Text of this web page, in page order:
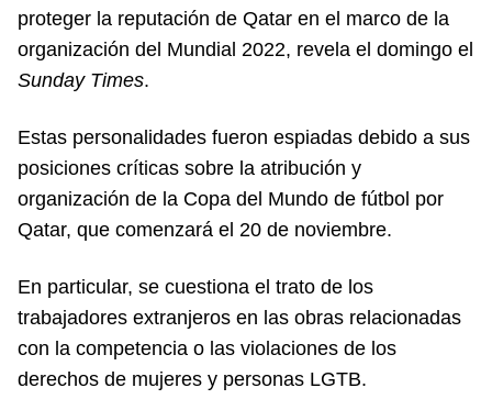
proteger la reputación de Qatar en el marco de la
organización del Mundial 2022, revela el domingo el
Sunday Times.
Estas personalidades fueron espiadas debido a sus
posiciones críticas sobre la atribución y
organización de la Copa del Mundo de fútbol por
Qatar, que comenzará el 20 de noviembre.
En particular, se cuestiona el trato de los
trabajadores extranjeros en las obras relacionadas
con la competencia o las violaciones de los
derechos de mujeres y personas LGTB.